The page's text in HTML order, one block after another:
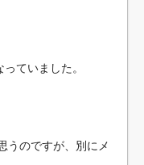
ていました。
うのですが、別にメ